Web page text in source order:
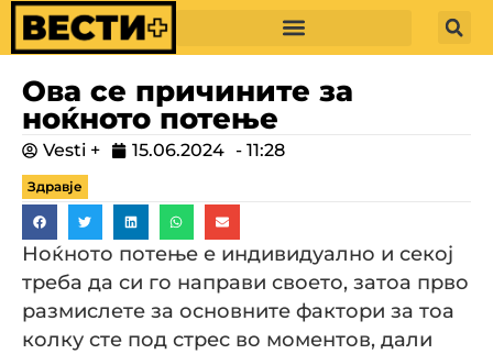
Ова се причините за
ноќното потење
Vesti + 15.06.2024 - 11:28
Здравје
Ноќното потење е индивидуално и секој
треба да си го направи своето, затоа прво
размислете за основните фактори за тоа
колку сте под стрес во моментов, дали